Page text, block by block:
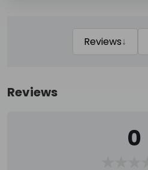
Reviews↓
Reviews
0